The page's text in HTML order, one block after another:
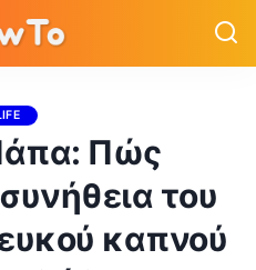
Πώς
του
καπνού